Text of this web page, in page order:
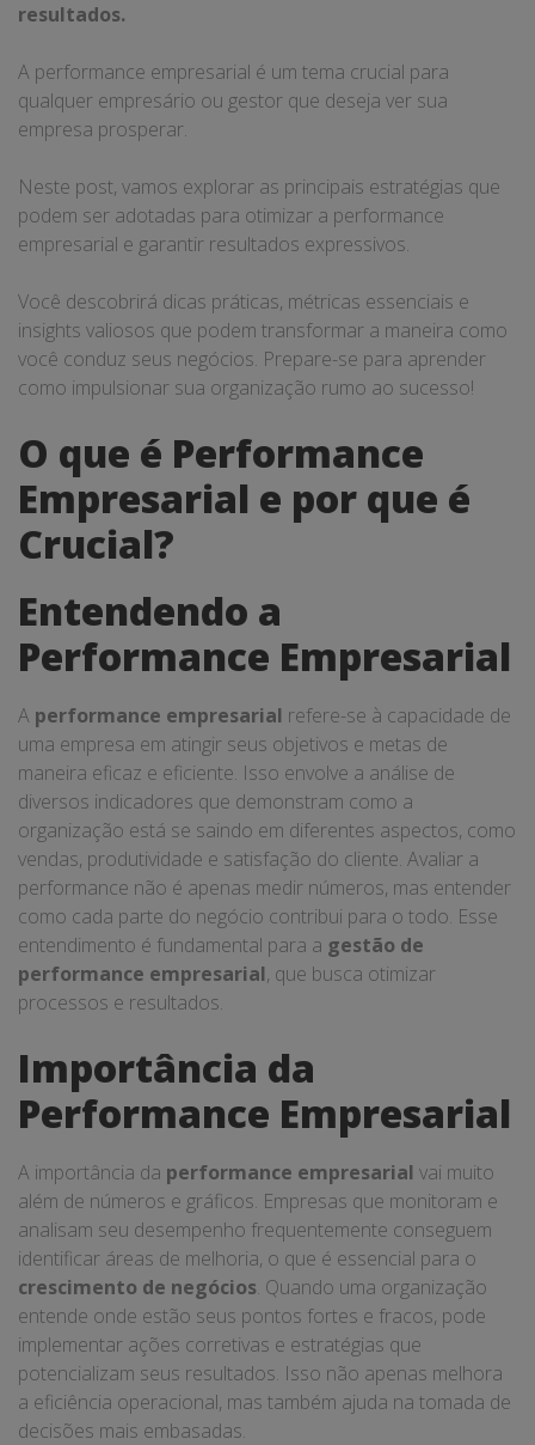
resultados.
A performance empresarial é um tema crucial para
qualquer empresário ou gestor que deseja ver sua
empresa prosperar.
Neste post, vamos explorar as principais estratégias que
podem ser adotadas para otimizar a performance
empresarial e garantir resultados expressivos.
Você descobrirá dicas práticas, métricas essenciais e
insights valiosos que podem transformar a maneira como
você conduz seus negócios. Prepare-se para aprender
como impulsionar sua organização rumo ao sucesso!
O que é Performance
Empresarial e por que é
Crucial?
Entendendo a
Performance Empresarial
A performance empresarial refere-se à capacidade de
uma empresa em atingir seus objetivos e metas de
maneira eficaz e eficiente. Isso envolve a análise de
diversos indicadores que demonstram como a
organização está se saindo em diferentes aspectos, como
vendas, produtividade e satisfação do cliente. Avaliar a
performance não é apenas medir números, mas entender
como cada parte do negócio contribui para o todo. Esse
entendimento é fundamental para a gestão de
performance empresarial, que busca otimizar
processos e resultados.
Importância da
Performance Empresarial
A importância da performance empresarial vai muito
além de números e gráficos. Empresas que monitoram e
analisam seu desempenho frequentemente conseguem
identificar áreas de melhoria, o que é essencial para o
crescimento de negócios. Quando uma organização
entende onde estão seus pontos fortes e fracos, pode
implementar ações corretivas e estratégias que
potencializam seus resultados. Isso não apenas melhora
a eficiência operacional, mas também ajuda na tomada de
decisões mais embasadas.